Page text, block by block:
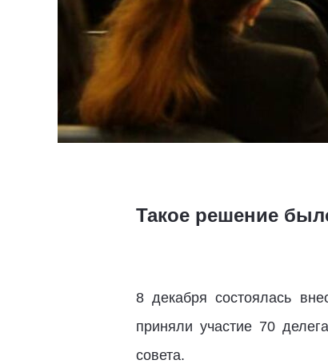
Такое решение
8 декабря состоялась
приняли участие 70
совета.